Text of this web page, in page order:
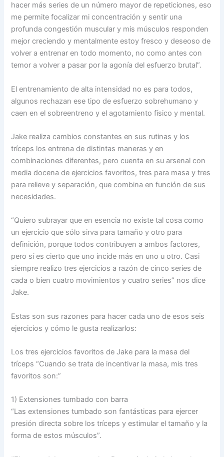
hacer más series de un número mayor de repeticiones, eso
me permite focalizar mi concentración y sentir una
profunda congestión muscular y mis músculos responden
mejor creciendo y mentalmente estoy fresco y deseoso de
volver a entrenar en todo momento, no como antes con
temor a volver a pasar por la agonía del esfuerzo brutal”.
El entrenamiento de alta intensidad no es para todos,
algunos rechazan ese tipo de esfuerzo sobrehumano y
caen en el sobreentreno y el agotamiento físico y mental.
Jake realiza cambios constantes en sus rutinas y los
tríceps los entrena de distintas maneras y en
combinaciones diferentes, pero cuenta en su arsenal con
media docena de ejercicios favoritos, tres para masa y tres
para relieve y separación, que combina en función de sus
necesidades.
“Quiero subrayar que en esencia no existe tal cosa como
un ejercicio que sólo sirva para tamaño y otro para
definición, porque todos contribuyen a ambos factores,
pero sí es cierto que uno incide más en uno u otro. Casi
siempre realizo tres ejercicios a razón de cinco series de
cada o bien cuatro movimientos y cuatro series” nos dice
Jake.
Estas son sus razones para hacer cada uno de esos seis
ejercicios y cómo le gusta realizarlos:
Los tres ejercicios favoritos de Jake para la masa del
tríceps “Cuando se trata de incentivar la masa, mis tres
favoritos son:”
1) Extensiones tumbado con barra
“Las extensiones tumbado son fantásticas para ejercer
presión directa sobre los tríceps y estimular el tamaño y la
forma de estos músculos”.